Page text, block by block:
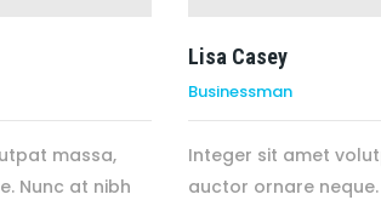
massa,
Nunc at nibh
Lisa Casey
Businessman
Integer sit amet
auctor ornare